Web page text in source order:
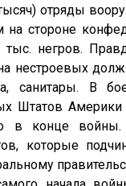
отряды
стороне
негров.
нестроевых
санитары. В
Штатов
в конце
которые